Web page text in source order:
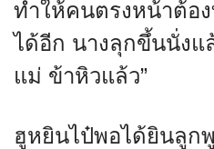
ทำให้คนตรงหน้าต้อ
ได้อีก นางลุกขึ้นนั่ง
แม่ ข้าหิวแล้ว”
ฮูหยินไป๋พอได้ยินลูก